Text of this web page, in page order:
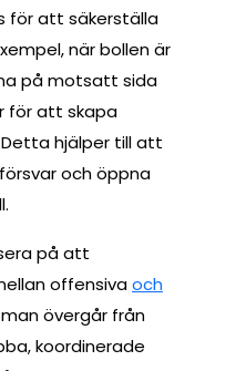
för att säkerställa
när bollen är
på motsatt sida
för att skapa
hjälper till att
och öppna
på att
offensivaoch
övergår från
koordinerade